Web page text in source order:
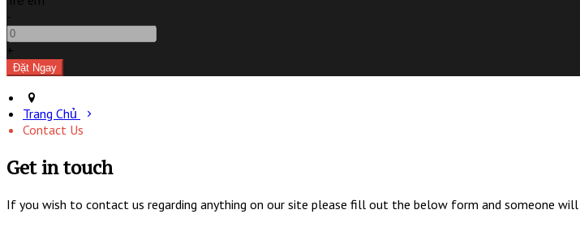
-
+
Trang Chủ
Contact Us
Get in touch
If you wish to contact us regarding anything on our site please fill out the below form and someone will